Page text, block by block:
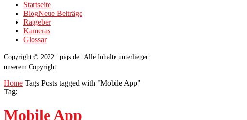
Startseite
BlogNeue Beiträge
Ratgeber
Kameras
Glossar
Copyright © 2022 | piqs.de | Alle Inhalte unterliegen
unserem Copyright.
Home Tags Posts tagged with "Mobile App"
Tag:
Mobile App